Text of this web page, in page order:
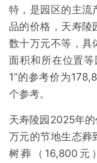
特，是园区的主流
品的价格，天寿陵
数十万元不等，具
面积和所在位置
1”的参考价为
个参考。
天寿陵园2025年
万元的节地生态葬
树葬（16,800元